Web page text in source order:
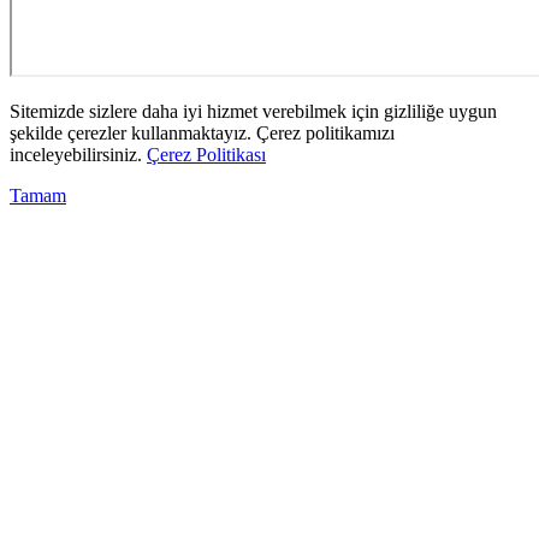
Sitemizde sizlere daha iyi hizmet verebilmek için gizliliğe uygun
şekilde çerezler kullanmaktayız. Çerez politikamızı
inceleyebilirsiniz. Çerez Politikası
Tamam